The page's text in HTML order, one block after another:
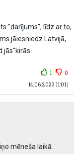
"darījums", līdz ar to,
jāiesniedz Latvijā,
jās''kirās.
1 0
14.06.2023 11:01 |
mēneša laikā.